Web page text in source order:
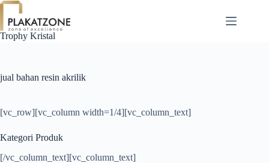
Skip
content
Trophy Kristal
jual bahan resin akrilik
[vc_row][vc_column width=1/4][vc_column_text]
Kategori Produk
[/vc_column_text][vc_column_text]